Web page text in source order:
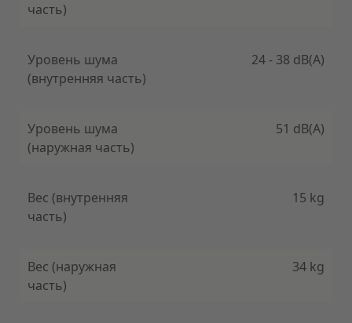
часть)
Уровень шума
(внутренняя часть)
24 - 38 dB(A)
Уровень шума
(наружная часть)
51 dB(A)
Вес (внутренняя
часть)
15 kg
Вес (наружная
часть)
34 kg